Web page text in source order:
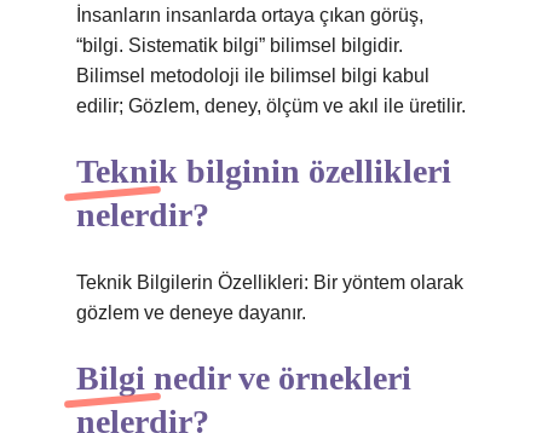
İnsanların insanlarda ortaya çıkan görüş,
“bilgi. Sistematik bilgi” bilimsel bilgidir.
Bilimsel metodoloji ile bilimsel bilgi kabul
edilir; Gözlem, deney, ölçüm ve akıl ile üretilir.
Teknik bilginin özellikleri
nelerdir?
Teknik Bilgilerin Özellikleri: Bir yöntem olarak
gözlem ve deneye dayanır.
Bilgi nedir ve örnekleri
nelerdir?